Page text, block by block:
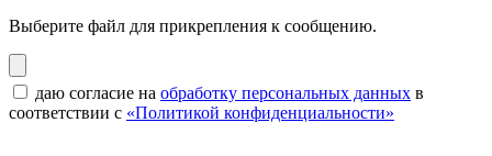
Выберите файл для прикрепления к сообщению.
даю согласие на обработку персональных данных в
соответствии с «Политикой конфиденциальности»